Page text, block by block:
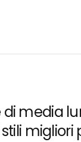
media
migliori